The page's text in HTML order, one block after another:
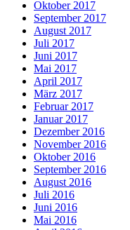
Oktober 2017
September 2017
August 2017
Juli 2017
Juni 2017
Mai 2017
April 2017
März 2017
Februar 2017
Januar 2017
Dezember 2016
November 2016
Oktober 2016
September 2016
August 2016
Juli 2016
Juni 2016
Mai 2016